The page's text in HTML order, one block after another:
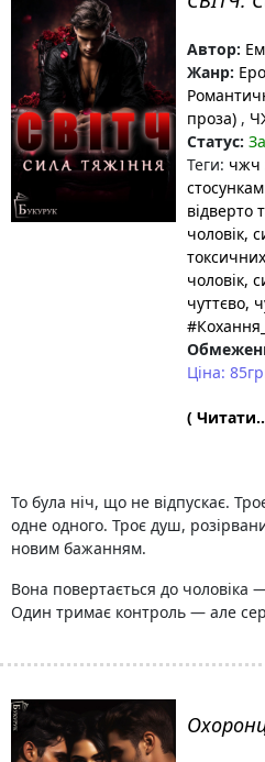
Автор:
Жанр:
проза) ,
Статус:
Теги: чжч
відверто
чоловік,
чоловік,
чуттєво,
Ціна:
(
То була ніч, що не відпускає.
одне одного. Троє душ,
новим бажанням.
Вона повертається до чоловіка
Один тримає контроль — але